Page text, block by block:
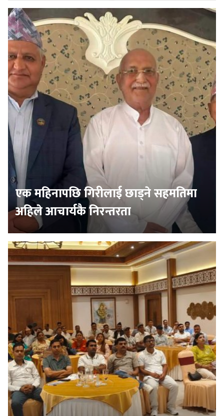
एक महिनापछि गिरीलाई छाड्ने सहमतिमा
अहिले आचार्यकै निरन्तरता